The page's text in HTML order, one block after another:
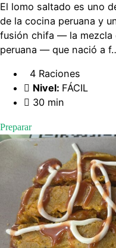
El lomo saltado es uno
de la cocina peruana y
fusión chifa — la mezcla
peruana — que nació a
4 Raciones
Nivel: FÁCIL
30 min
Preparar